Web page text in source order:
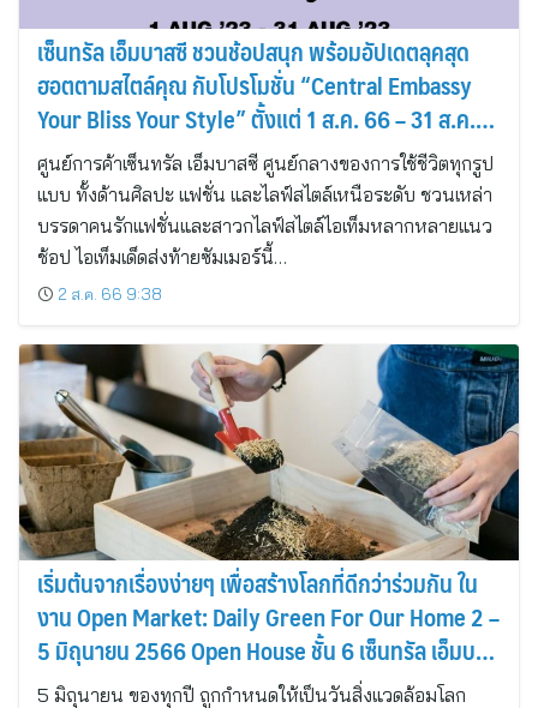
เซ็นทรัล เอ็มบาสซี ชวนช้อปสนุก พร้อมอัปเดตลุคสุด
ฮอตตามสไตล์คุณ กับโปรโมชั่น “Central Embassy
Your Bliss Your Style” ตั้งแต่ 1 ส.ค. 66 – 31 ส.ค.
2566
ศูนย์การค้าเซ็นทรัล เอ็มบาสซี ศูนย์กลางของการใช้ชีวิตทุกรูป
แบบ ทั้งด้านศิลปะ แฟชั่น และไลฟ์สไตล์เหนือระดับ ชวนเหล่า
บรรดาคนรักแฟชั่นและสาวกไลฟ์สไตล์ไอเท็มหลากหลายแนว
ช้อป ไอเท็มเด็ดส่งท้ายซัมเมอร์นี้…
2 ส.ค. 66 9:38
เริ่มต้นจากเรื่องง่ายๆ เพื่อสร้างโลกที่ดีกว่าร่วมกัน ใน
งาน Open Market: Daily Green For Our Home 2 –
5 มิถุนายน 2566 Open House ชั้น 6 เซ็นทรัล เอ็มบาส
ซี
5 มิถุนายน ของทุกปี ถูกกำหนดให้เป็นวันสิ่งแวดล้อมโลก